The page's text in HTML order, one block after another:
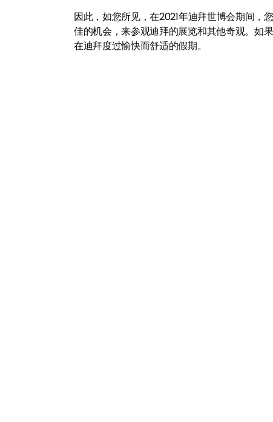
因此，如您所见，在2021年迪拜世博会期间，
佳的机会，来参观迪拜的展览和其他奇观。如
在迪拜度过愉快而舒适的假期。